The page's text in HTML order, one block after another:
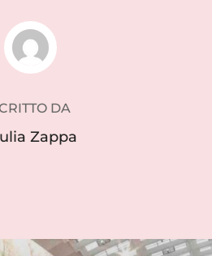
DELL'ARTICOLO
DA
Zappa